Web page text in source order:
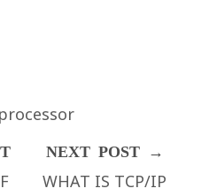
WHAT IS TCP/IP